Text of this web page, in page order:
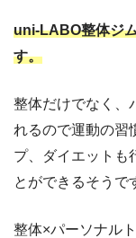
uni-LABO整体ジ
す。
整体だけでなく、
れるので運動の習
プ、ダイエットも
とができるそうで
整体×パーソナル